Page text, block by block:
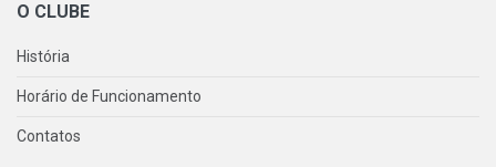
O CLUBE
História
Horário de Funcionamento
Contatos